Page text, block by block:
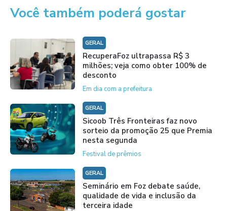
Você também poderá gostar
GERAL
RecuperaFoz ultrapassa R$ 3
milhões; veja como obter 100% de
desconto
Em dia com a prefeitura
GERAL
Sicoob Três Fronteiras faz novo
sorteio da promoção 25 que Premia
nesta segunda
Festival de prêmios
GERAL
Seminário em Foz debate saúde,
qualidade de vida e inclusão da
terceira idade